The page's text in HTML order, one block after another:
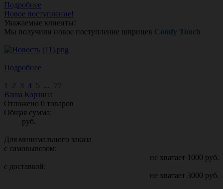
Подробнее
Новое поступление!
Уважаемые клиенты!
Мы получили новое поступление шприцев Comfy Touch
Подробнее
1 2 3 4 5 ... 77
Ваша Корзина
Отложено 0 товаров
Общая сумма:
руб.
Для минимального заказа
с самовывозом:
не хватает 1000 руб.
с доставкой:
не хватает 3000 руб.